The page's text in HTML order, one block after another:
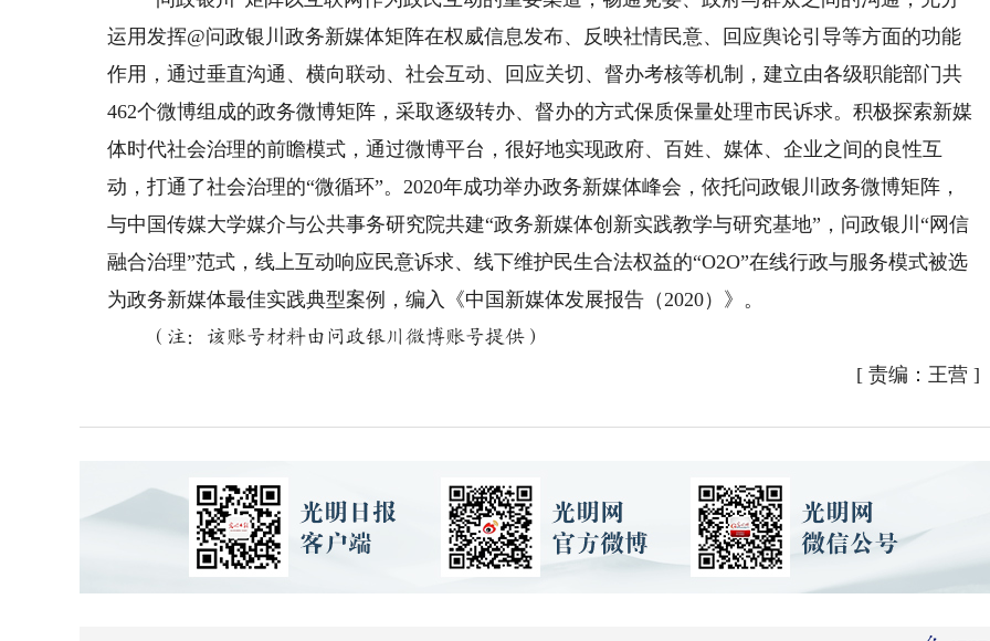
运用发挥@问政银川政务新媒体矩阵在权威信息发布、反映社情民意、回应舆论引导等方面的功能
作用，通过垂直沟通、横向联动、社会互动、回应关切、督办考核等机制，建立由各级职能部门共
462个微博组成的政务微博矩阵，采取逐级转办、督办的方式保质保量处理市民诉求。积极探索新媒
体时代社会治理的前瞻模式，通过微博平台，很好地实现政府、百姓、媒体、企业之间的良性互
动，打通了社会治理的“微循环”。2020年成功举办政务新媒体峰会，依托问政银川政务微博矩阵，
与中国传媒大学媒介与公共事务研究院共建“政务新媒体创新实践教学与研究基地”，问政银川“网信
融合治理”范式，线上互动响应民意诉求、线下维护民生合法权益的“O2O”在线行政与服务模式被选
为政务新媒体最佳实践典型案例，编入《中国新媒体发展报告（2020）》。
（注：该账号材料由问政银川微博账号提供）
[ 责编：王营]